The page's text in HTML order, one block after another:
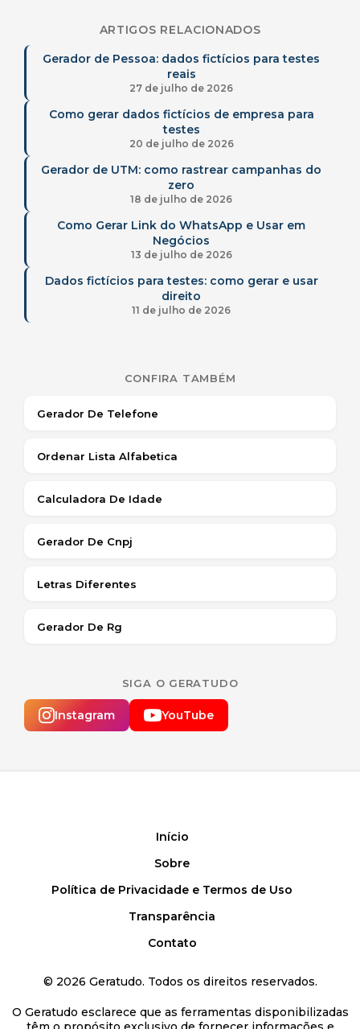
ARTIGOS RELACIONADOS
Gerador de Pessoa: dados fictícios para testes
reais
27 de julho de 2026
Como gerar dados fictícios de empresa para
testes
20 de julho de 2026
Gerador de UTM: como rastrear campanhas do
zero
18 de julho de 2026
Como Gerar Link do WhatsApp e Usar em
Negócios
13 de julho de 2026
Dados fictícios para testes: como gerar e usar
direito
11 de julho de 2026
CONFIRA TAMBÉM
Gerador De Telefone
Ordenar Lista Alfabetica
Calculadora De Idade
Gerador De Cnpj
Letras Diferentes
Gerador De Rg
SIGA O GERATUDO
Instagram YouTube
Início
Sobre
Política de Privacidade e Termos de Uso
Transparência
Contato
© 2026 Geratudo. Todos os direitos reservados.
O Geratudo esclarece que as ferramentas disponibilizadas